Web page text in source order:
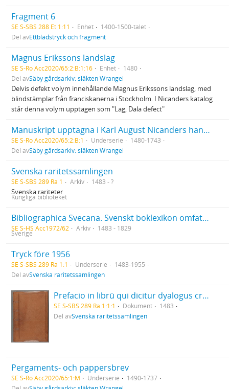
Fragment 6
SE S-SBS 288 Et 1:11 Enhet
1400-1500-talet
Del avEttbladstryck och fragment
Magnus Erikssons landslag
SE S-Ro Acc2020/65:2:B:1:16 Enhet
1480
Del avSäby gårdsarkiv: släkten Wrangel
Delvis defekt volym innehållande Magnus Erikssons landslag, med
blindstämplar från franciskanerna i Stockholm. I Nicanders katalog
står denna volym upptagen som "Lag, Dala defect"
Manuskript upptagna i Karl August Nicanders handskrivna katalog
SE S-Ro Acc2020/65:2:B:1 Underserie
1480-1743
Del avSäby gårdsarkiv: släkten Wrangel
Svenska raritetssamlingen
SE S-SBS 289 Ra 1 Arkiv 1483 - ?
Svenska rariteter
Kungliga biblioteket
Bibliographica Svecana. Svenskt boklexikon omfattande tiden från boktryckarkonstens uppkomst till och med 1829. Ca 25.000 kataloglappar med uppgifter hämtade ur Collijn, Bygdén och andra bibliografiska verk, även med antikvariatskataloger
SE S-HS Acc1972/62 Arkiv 1483 - 1829
Sverige
Tryck före 1956
SE S-SBS 289 Ra 1:1 Underserie
1483-1955
Del avSvenska raritetssamlingen
Prefacio in librū qui dicitur dyalogus creaturar[um] moralizatus omni materie morali iocundo et edificatiuo modo applicabilis. - 1483
SE S-SBS 289 Ra 1:1:1 Dokument
1483
Del avSvenska raritetssamlingen
Pergaments- och pappersbrev
SE S-Ro Acc2020/65:1:M Underserie
1490-1737